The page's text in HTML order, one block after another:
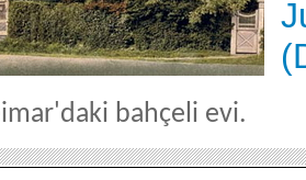
bahçeli evi.